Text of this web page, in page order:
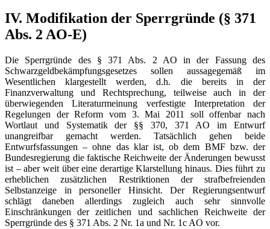
IV. Modifikation der Sperrgründe (§ 371
Abs. 2 AO-E)
Die Sperrgründe des § 371 Abs. 2 AO in der Fassung des
Schwarzgeldbekämpfungsgesetzes sollen aussagegemäß im
Wesentlichen klargestellt werden, d.h. die bereits in der
Finanzverwaltung und Rechtsprechung, teilweise auch in der
überwiegenden Literaturmeinung verfestigte Interpretation der
Regelungen der Reform vom 3. Mai 2011 soll offenbar nach
Wortlaut und Systematik der §§ 370, 371 AO im Entwurf
unangreifbar gemacht werden. Tatsächlich gehen beide
Entwurfsfassungen – ohne das klar ist, ob dem BMF bzw. der
Bundesregierung die faktische Reichweite der Änderungen bewusst
ist – aber weit über eine derartige Klarstellung hinaus. Dies führt zu
erheblichen zusätzlichen Restriktionen der strafbefreienden
Selbstanzeige in personeller Hinsicht. Der Regierungsentwurf
schlägt daneben allerdings zugleich auch sehr sinnvolle
Einschränkungen der zeitlichen und sachlichen Reichweite der
Sperrgründe des § 371 Abs. 2 Nr. 1a und Nr. 1c AO vor.